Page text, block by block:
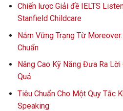
Chiến lược Giải đề IELTS
Stanfield Childcare
Nắm Vững Trạng Từ
Chuẩn
Nâng Cao Kỹ Năng Đưa Ra
Quả
Tiêu Chuẩn Cho Một Quy Tắc
Speaking